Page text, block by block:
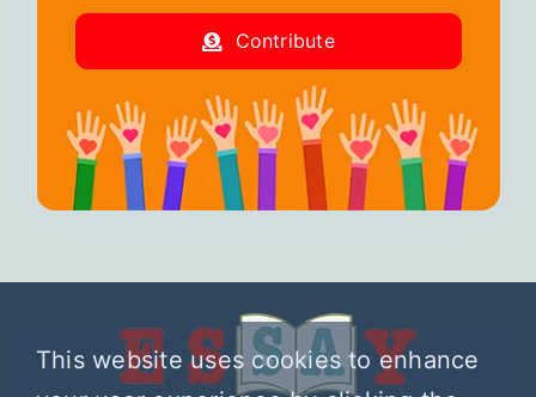
Contribute
This website uses cookies to enhance